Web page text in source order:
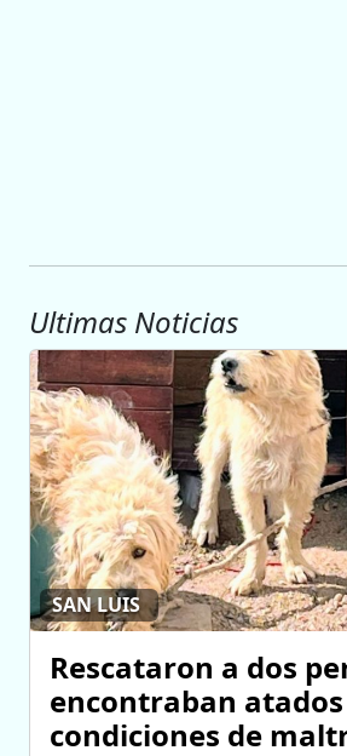
Ultimas Noticias
SAN LUIS
Rescataron a dos
encontraban atados
condiciones de